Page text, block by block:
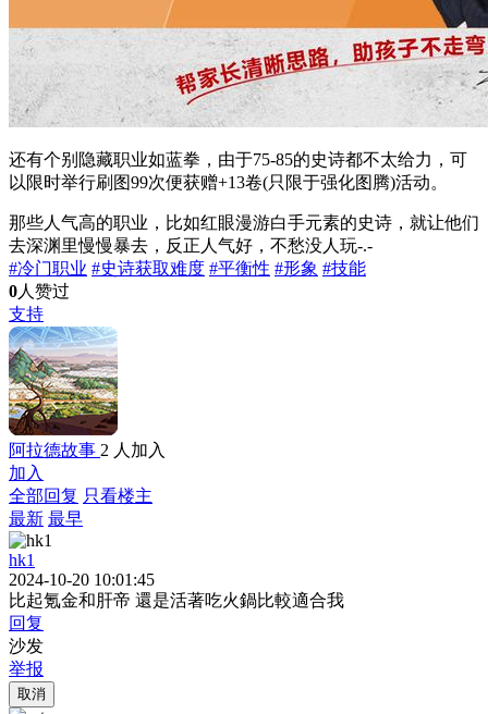
还有个别隐藏职业如蓝拳，由于75-85的史诗都不太给力，可
以限时举行刷图99次便获赠+13卷(只限于强化图腾)活动。
那些人气高的职业，比如红眼漫游白手元素的史诗，就让他们
去深渊里慢慢暴去，反正人气好，不愁没人玩-.-
#冷门职业 #史诗获取难度 #平衡性 #形象 #技能
0人赞过
支持
阿拉德故事 2 人加入
加入
全部回复 只看楼主
最新 最早
hk1
2024-10-20 10:01:45
比起氪金和肝帝 還是活著吃火鍋比較適合我
回复
沙发
举报
取消